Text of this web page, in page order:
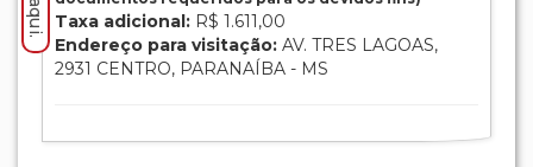
Taxa adicional: R$ 1.611,00
Endereço para visitação: AV. TRES LAGOAS,
2931 CENTRO, PARANAÍBA - MS